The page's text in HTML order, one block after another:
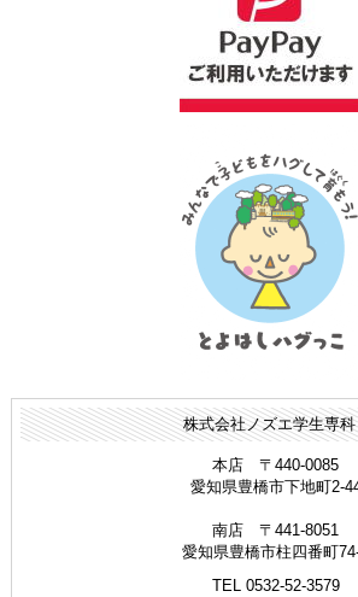
株式会社ノズエ学生専科
本店 〒440-0085
愛知県豊橋市下地町2-
南店 〒441-8051
愛知県豊橋市柱四番町
TEL 0532-52-3579